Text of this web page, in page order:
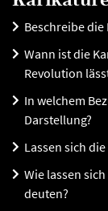
Beschreibe
Wann ist die
Revolution
In welchem
Darstellung?
Lassen sich
Wie lassen
deuten?